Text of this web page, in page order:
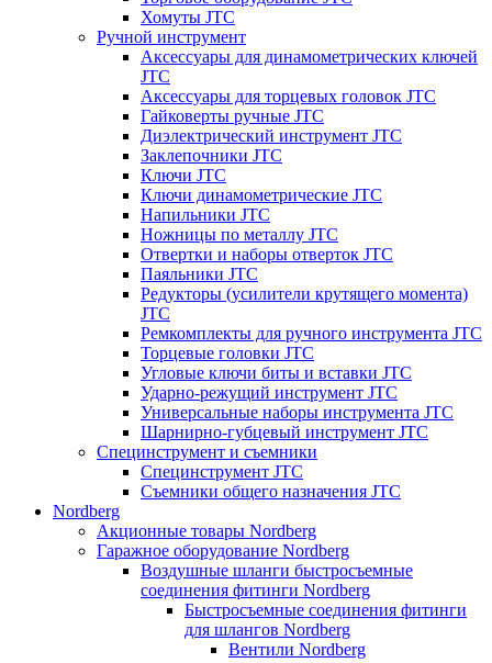
Хомуты JTC
Ручной инструмент
Аксессуары для динамометрических ключей
JTC
Аксессуары для торцевых головок JTC
Гайковерты ручные JTC
Диэлектрический инструмент JTC
Заклепочники JTC
Ключи JTC
Ключи динамометрические JTC
Напильники JTC
Ножницы по металлу JTC
Отвертки и наборы отверток JTC
Паяльники JTC
Редукторы (усилители крутящего момента)
JTC
Ремкомплекты для ручного инструмента JTC
Торцевые головки JTC
Угловые ключи биты и вставки JTC
Ударно-режущий инструмент JTC
Универсальные наборы инструмента JTC
Шарнирно-губцевый инструмент JTC
Специнструмент и съемники
Специнструмент JTC
Съемники общего назначения JTC
Nordberg
Акционные товары Nordberg
Гаражное оборудование Nordberg
Воздушные шланги быстросъемные
соединения фитинги Nordberg
Быстросъемные соединения фитинги
для шлангов Nordberg
Вентили Nordberg